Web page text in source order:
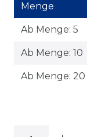
Menge
Ab Menge: 5
Ab Menge: 10
Ab Menge: 20